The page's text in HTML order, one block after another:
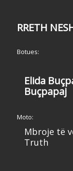
RRETH
Botues:
Elida
Buçpapaj
Moto:
Mbroje të
Truth